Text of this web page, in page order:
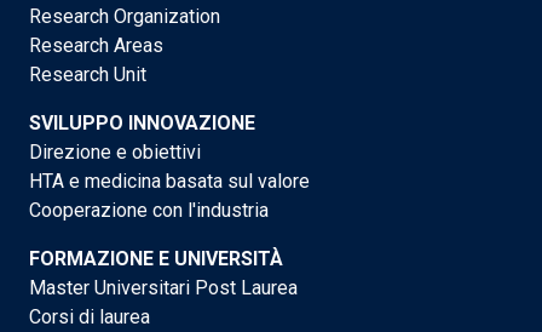
Research Organization
Research Areas
Research Unit
SVILUPPO INNOVAZIONE
Direzione e obiettivi
HTA e medicina basata sul valore
Cooperazione con l'industria
FORMAZIONE E UNIVERSITÀ
Master Universitari Post Laurea
Corsi di laurea